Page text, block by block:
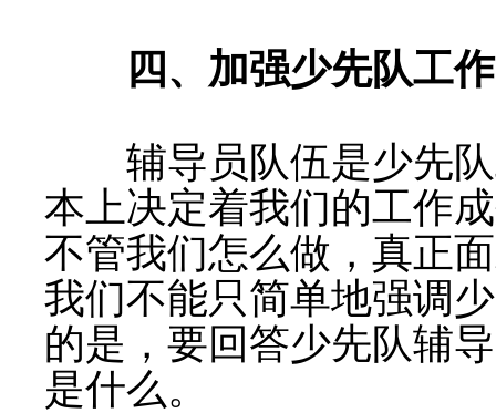
四、加强少先队工
辅导员队伍是少先队
本上决定着我们的工作
不管我们怎么做，真正
我们不能只简单地强调
的是，要回答少先队辅
是什么。